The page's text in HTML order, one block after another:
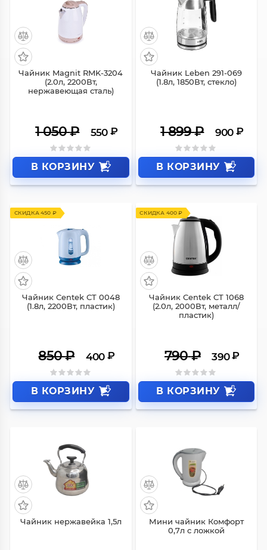
СКИДКА 500 ₽
Чайник Magnit RMK-3204
(2.0л, 2200Вт,
нержавеющая сталь)
1 050₽ 550 ₽
В КОРЗИНУ
СКИДКА 999 ₽
Чайник Leben 291-069
(1.8л, 1850Вт, стекло)
1 899₽ 900 ₽
В КОРЗИНУ
СКИДКА 450 ₽
Чайник Centek CT 0048
(1.8л, 2200Вт, пластик)
850₽ 400 ₽
В КОРЗИНУ
СКИДКА 400 ₽
Чайник Centek CT 1068
(2.0л, 2000Вт, металл/
пластик)
790₽ 390 ₽
В КОРЗИНУ
Чайник нержавейка 1,5л
Мини чайник Комфорт
0,7л с ложкой